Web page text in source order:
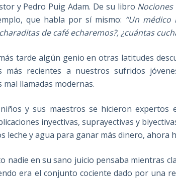
y Pedro Puig Adam. De su libro
que habla por sí mismo: “Un
de café echaremos?, ¿cuántas
tarde algún genio en otras latitudes
más recientes a nuestros sufridos
mal llamadas modernas.
y sus maestros se hicieron expertos
inyectivas, suprayectivas y
leche y agua para ganar más dinero, ahora
nadie en su sano juicio pensaba mientras
era el conjunto cociente dado por una